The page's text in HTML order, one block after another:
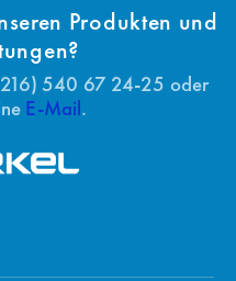
Produkten und
540 67 24-25 oder
E-Mail.